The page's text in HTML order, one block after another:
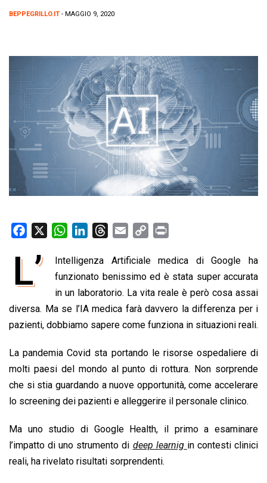
BEPPEGRILLO.IT - MAGGIO 9, 2020
o
o
W
a
t
s
A
p
n
k
e
d
I
e
a
d
s
a
i
l
p
y
L
i
n
i
n
t
L’
Intelligenza Artificiale medica di Google ha
funzionato benissimo ed è stata super accurata
in un laboratorio. La vita reale è però cosa assai
diversa. Ma se l’IA medica farà davvero la differenza per i
pazienti, dobbiamo sapere come funziona in situazioni reali.
La pandemia Covid sta portando le risorse ospedaliere di
molti paesi del mondo al punto di rottura. Non sorprende
che si stia guardando a nuove opportunità, come accelerare
lo screening dei pazienti e alleggerire il personale clinico.
Ma uno studio di Google Health, il primo a esaminare
l’impatto di uno strumento di deep learnig in contesti clinici
reali, ha rivelato risultati sorprendenti.